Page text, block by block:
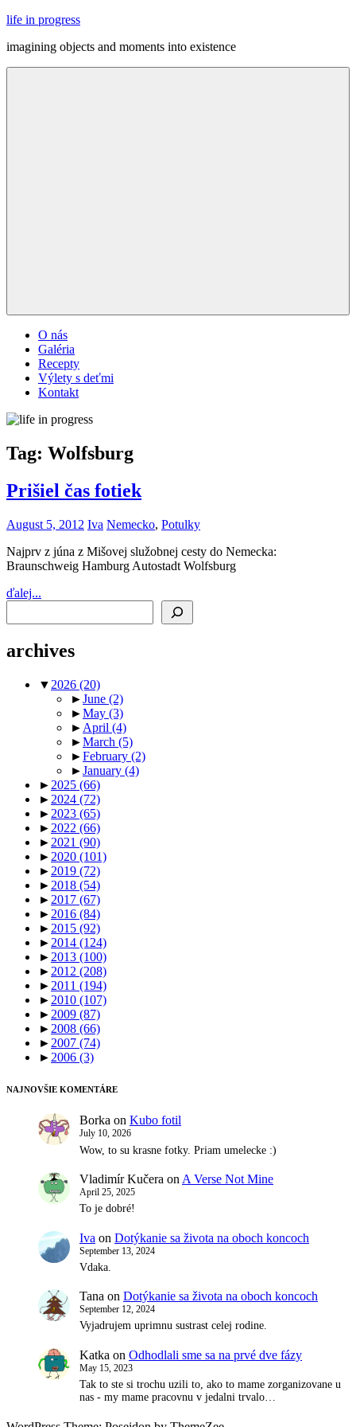
Skip
content
life in progress
imagining objects and moments into existence
O nás
Galéria
Recepty
Výlety s deťmi
Kontakt
Tag: Wolfsburg
Prišiel čas fotiek
August 5, 2012 Iva Nemecko, Potulky
Najprv z júna z Mišovej služobnej cesty do Nemecka:
Braunschweig Hamburg Autostadt Wolfsburg
ďalej...
archives
▼ 2026 (20)
►June (2)
►May (3)
► April (4)
►March (5)
►February (2)
►January (4)
► 2025 (66)
► 2024 (72)
► 2023 (65)
► 2022 (66)
► 2021 (90)
► 2020 (101)
► 2019 (72)
► 2018 (54)
► 2017 (67)
► 2016 (84)
► 2015 (92)
► 2014 (124)
► 2013 (100)
► 2012 (208)
► 2011 (194)
► 2010 (107)
► 2009 (87)
► 2008 (66)
► 2007 (74)
► 2006 (3)
NAJNOVŠIE KOMENTÁRE
Borka on Kubo fotil
July 10, 2026
Wow, to su krasne fotky. Priam umelecke :)
Vladimír Kučera on A Verse Not Mine
April 25, 2025
To je dobré!
Iva on Dotýkanie sa života na oboch koncoch
September 13, 2024
Vdaka.
Tana on Dotýkanie sa života na oboch koncoch
September 12, 2024
Vyjadrujem uprimnu sustrast celej rodine.
Katka on Odhodlali sme sa na prvé dve fázy
May 15, 2023
Tak to ste si trochu uzili to, ako to mame zorganizovane u
nas - my mame pracovnu v jedalni trvalo…